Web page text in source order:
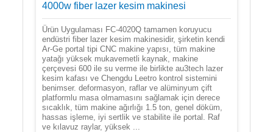
4000w fiber lazer kesim makinesi
Ürün Uygulaması FC-4020Q tamamen koruyucu
endüstri fiber lazer kesim makinesidir, şirketin kendi
Ar-Ge portal tipi CNC makine yapısı, tüm makine
yatağı yüksek mukavemetli kaynak, makine
çerçevesi 600 ile su verme ile birlikte au3tech lazer
kesim kafası ve Chengdu Leetro kontrol sistemini
benimser. deformasyon, raflar ve alüminyum çift
platformlu masa olmamasını sağlamak için derece
sıcaklık, tüm makine ağırlığı 1.5 ton, genel döküm,
hassas işleme, iyi sertlik ve stabilite ile portal. Raf
ve kılavuz raylar, yüksek ...